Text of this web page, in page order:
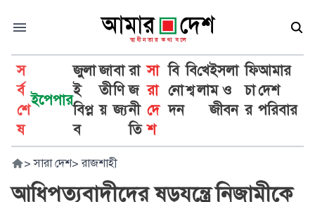
স
র্ব
শে
ষ
ইপেপার
জুলা
ই
বিপ্ল
ব
জা
তী
য়
বা
ণি
জ্য
রা
জ
নী
তি
সা
রা
দে
শ
বি
নো
দন
বি
শ্ব
খে
লা
ইসলা
ম ও
জীবন
ফি
চা
র
আমার
দেশ
পরিবার
> সারা দেশ> রাজশাহী
আধিপত্যবাদীদের ষড়যন্ত্রে নিজামীকে